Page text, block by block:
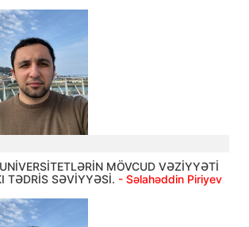
MÖVCUD VƏZİYYƏTİ
TƏDRİS SƏVİYYƏSİ. - Səlahəddin Piriyev